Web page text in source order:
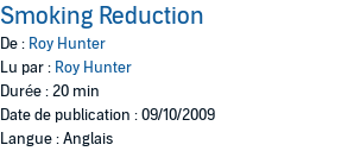
Smoking Reduction
De : Roy Hunter
Lu par : Roy Hunter
Durée : 20 min
Date de publication : 09/10/2009
Langue : Anglais